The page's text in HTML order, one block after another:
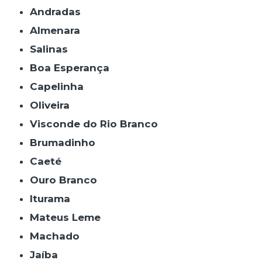
Andradas
Almenara
Salinas
Boa Esperança
Capelinha
Oliveira
Visconde do Rio Branco
Brumadinho
Caeté
Ouro Branco
Iturama
Mateus Leme
Machado
Jaíba